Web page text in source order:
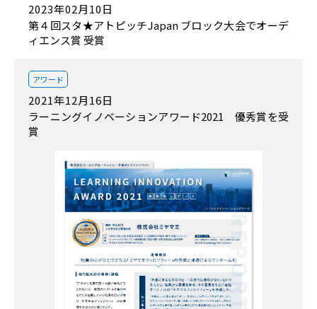
2023年02月10日
第４回スタ★アトピッチJapan ブロック大会でオーデ
ィエンス賞 受賞
2021年12月16日
アワード
ラーニングイノベーションアワード2021 優秀賞を受
賞